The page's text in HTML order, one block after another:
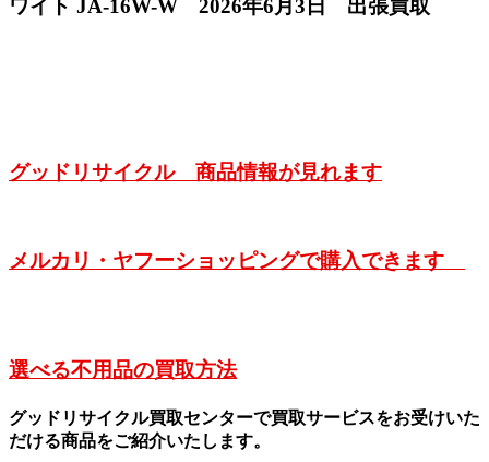
ワイト JA-16W-W 2026年6月3日 出張買取
グッドリサイクル 商品情報が見れます
メルカリ・ヤフーショッピングで購入できます
選べる不用品の買取方法
グッドリサイクル買取センターで買取サービスをお受けいた
だける商品をご紹介いたします。